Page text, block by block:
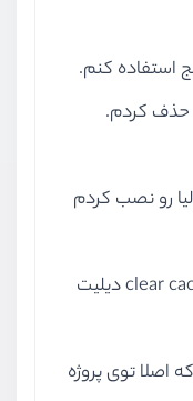
استفاده کنم.
رو نصب کردم
تمومی کش ها رو هم با دستور clear cache دیلیت
اصلا توی پروژه